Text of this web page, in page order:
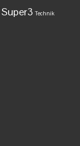
Super3 Technik